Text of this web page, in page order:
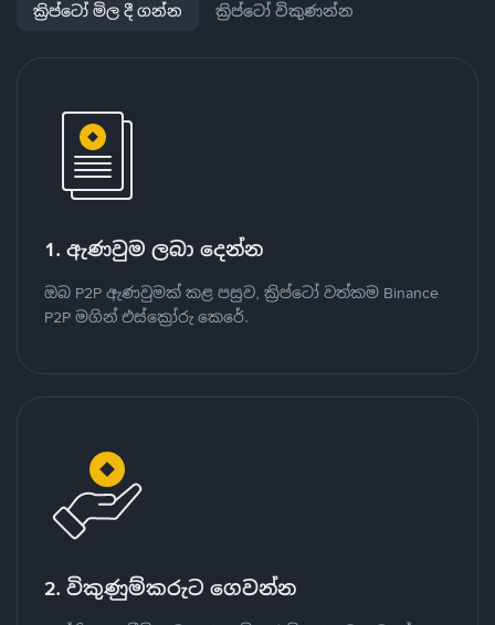
ක්‍රිප්ටෝ මිල දී ගන්න ක්‍රිප්ටෝ විකුණන්න
1. ඇණවුම ලබා දෙන්න
ඔබ P2P ඇණවුමක් කළ පසුව, ක්‍රිප්ටෝ වත්කම Binance
P2P මගින් එස්ක්‍රෝරු කෙරේ.
2. විකුණුම්කරුට ගෙවන්න